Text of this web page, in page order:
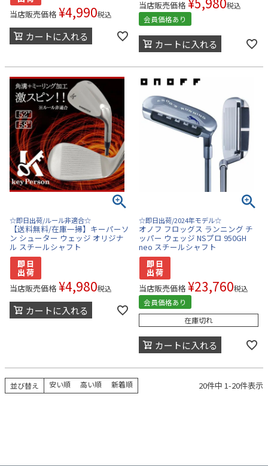
当店販売価格 ¥4,990税込
カートに入れる
当店販売価格
税込
会員価格あり
カートに入れる
☆即日出荷/ルール非適合☆
【送料無料/在庫一掃】キーパーソ
ン シューター ウェッジ オリジナ
ル スチールシャフト
当店販売価格 ¥4,980税込
カートに入れる
☆即日出荷/2024年モデル☆
オノフ フロッグス ランニング チ
ッパー ウェッジ NSプロ 950GH
neo スチールシャフト
当店販売価格 ¥23,760税込
会員価格あり
在庫切れ
カートに入れる
並び替え 安い順 高い順 新着順 20件中 1-20件表示